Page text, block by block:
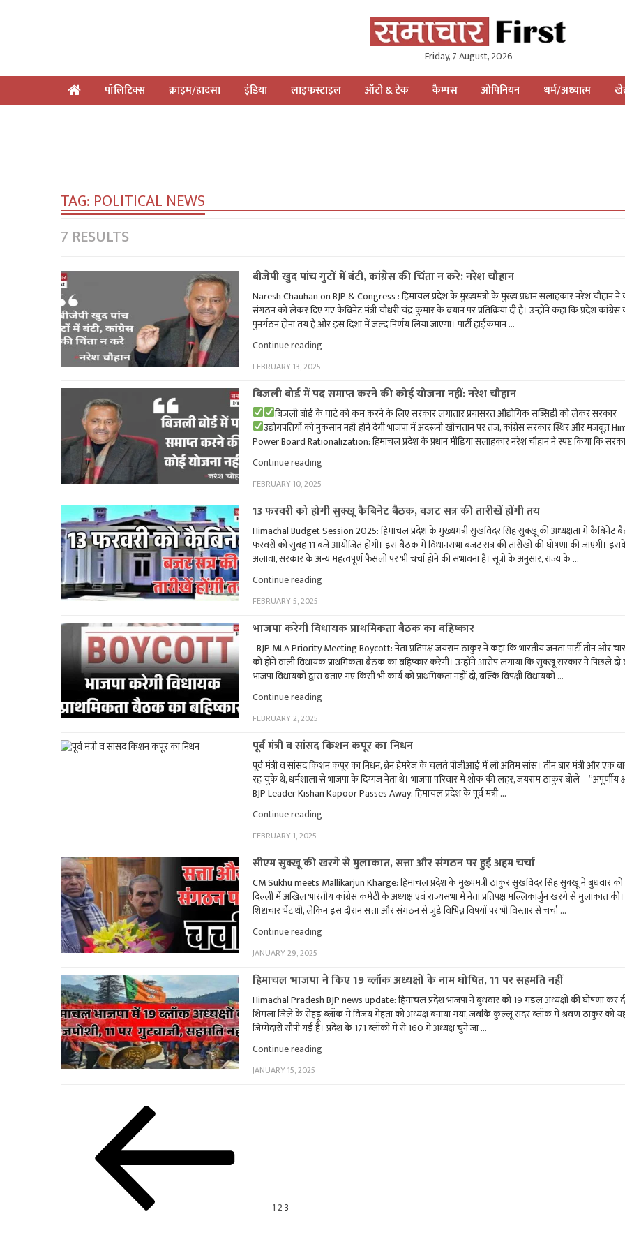
Friday, 7 August, 2026
पॉलिटिक्स क्राइम/हादसा इंडिया लाइफस्टाइल ऑटो & टेक कैम्पस ओपिनियन धर्म/अध्यात्म
TAG: POLITICAL NEWS
7 RESULTS
बीजेपी खुद पांच गुटों में बंटी, कांग्रेस की चिंता न करे: नरेश चौहान
Naresh Chauhan on BJP & Congress : हिमाचल प्रदेश के मुख्यमंत्री के मुख्य प्रधान सलाहकार नरेश चौहान ने
संगठन को लेकर दिए गए कैबिनेट मंत्री चौधरी चंद्र कुमार के बयान पर प्रतिक्रिया दी है। उन्होंने कहा कि प्रदेश कांग्रेस
पुनर्गठन होना तय है और इस दिशा में जल्द निर्णय लिया जाएगा। पार्टी हाईकमान …
Continue reading"बीजेपी
खुद
में
बंटी,
कांग्रेस
की
चिंता
करे:
FEBRUARY 13, 2025
बिजली बोर्ड में पद समाप्त करने की कोई योजना नहीं: नरेश चौहान
बिजली बोर्ड के घाटे को कम करने के लिए सरकार लगातार प्रयासरतऔद्योगिक सब्सिडी को लेकर सरकार
उद्योगपतियों को नुकसान नहीं होने देगीभाजपा में अंदरूनी खींचतान पर तंज, कांग्रेस सरकार स्थिर और मजबूत
Power Board Rationalization: हिमाचल प्रदेश के प्रधान मीडिया सलाहकार नरेश चौहान ने स्पष्ट किया कि
Continue reading"बिजली
बोर्ड
समाप्त
करने
की
कोई
योजना
नरेश
FEBRUARY 10, 2025
13 फरवरी को होगी सुक्खू कैबिनेट बैठक, बजट सत्र की तारीखें होंगी तय
Himachal Budget Session 2025: हिमाचल प्रदेश के मुख्यमंत्री सुखविंदर सिंह सुक्खू की अध्यक्षता में कैबिनेट
फरवरी को सुबह 11 बजे आयोजित होगी। इस बैठक में विधानसभा बजट सत्र की तारीखों की घोषणा की जाएगी।
अलावा, सरकार के अन्य महत्वपूर्ण फैसलों पर भी चर्चा होने की संभावना है। सूत्रों के अनुसार, राज्य के …
Continue reading"13
फरवरी
सुक्खू
बैठक,
बजट
सत्र
तारीखें
FEBRUARY 5, 2025
भाजपा करेगी विधायक प्राथमिकता बैठक का बहिष्कार
BJP MLA Priority Meeting Boycott: नेता प्रतिपक्ष जयराम ठाकुर ने कहा कि भारतीय जनता पार्टी तीन और
को होने वाली विधायक प्राथमिकता बैठक का बहिष्कार करेगी। उन्होंने आरोप लगाया कि सुक्खू सरकार ने पिछले दो
भाजपा विधायकों द्वारा बताए गए किसी भी कार्य को प्राथमिकता नहीं दी, बल्कि विपक्षी विधायकों …
Continue reading"भाजपा
करेगी
बैठक
बहिष्कार"
FEBRUARY 2, 2025
पूर्व मंत्री व सांसद किशन कपूर का निधन
पूर्व मंत्री व सांसद किशन कपूर का निधन, ब्रेन हेमरेज के चलते पीजीआई में ली अंतिम सांस। तीन बार मंत्री और एक
रह चुके थे, धर्मशाला से भाजपा के दिग्गज नेता थे। भाजपा परिवार में शोक की लहर, जयराम ठाकुर बोले—”अपूर्णीय
BJP Leader Kishan Kapoor Passes Away: हिमाचल प्रदेश के पूर्व मंत्री …
Continue reading"पूर्व
मंत्री
किशन
का
निधन"
FEBRUARY 1, 2025
सीएम सुक्खू की खरगे से मुलाकात, सत्ता और संगठन पर हुई अहम चर्चा
CM Sukhu meets Mallikarjun Kharge: हिमाचल प्रदेश के मुख्यमंत्री ठाकुर सुखविंदर सिंह सुक्खू ने बुधवार
दिल्ली में अखिल भारतीय कांग्रेस कमेटी के अध्यक्ष एवं राज्यसभा में नेता प्रतिपक्ष मल्लिकार्जुन खरगे से मुलाकात
शिष्टाचार भेंट थी, लेकिन इस दौरान सत्ता और संगठन से जुड़े विभिन्न विषयों पर भी विस्तार से चर्चा …
Continue reading"सीएम
सुक्खू
से
सत्ता
और
संगठन
हुई
JANUARY 29, 2025
हिमाचल भाजपा ने किए 19 ब्लॉक अध्यक्षों के नाम घोषित, 11 पर सहमति नहीं
Himachal Pradesh BJP news update: हिमाचल प्रदेश भाजपा ने बुधवार को 19 मंडल अध्यक्षों की घोषणा कर
शिमला जिले के रोहड़ू ब्लॉक में विजय मेहता को अध्यक्ष बनाया गया, जबकि कुल्लू सदर ब्लॉक में श्रवण ठाकुर को
जिम्मेदारी सौंपी गई है। प्रदेश के 171 ब्लॉकों में से 160 में अध्यक्ष चुने जा …
Continue reading"हिमाचल
भाजपा
JANUARY 15, 2025
pagination
123